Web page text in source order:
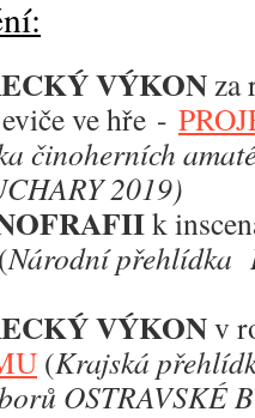
VÝKONza
ve hře -
činoherních
2019)
k
Národní přehlídka
VÝKONv
(Krajská
OSTRAVSKÉ